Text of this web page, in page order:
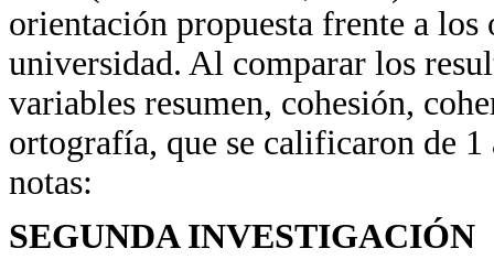
orientación propuesta frente a los
universidad. Al comparar los
variables resumen, cohesión,
ortografía, que se calificaron de
notas:
SEGUNDA INVESTIGACIÓN